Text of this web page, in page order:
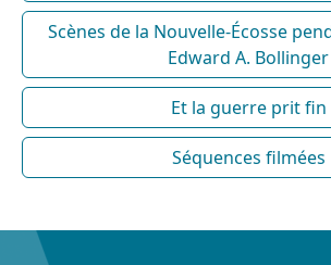
Scènes de la Nouvelle-Écosse
Edward A. Bollinger
Et la guerre prit fin
Séquences filmées